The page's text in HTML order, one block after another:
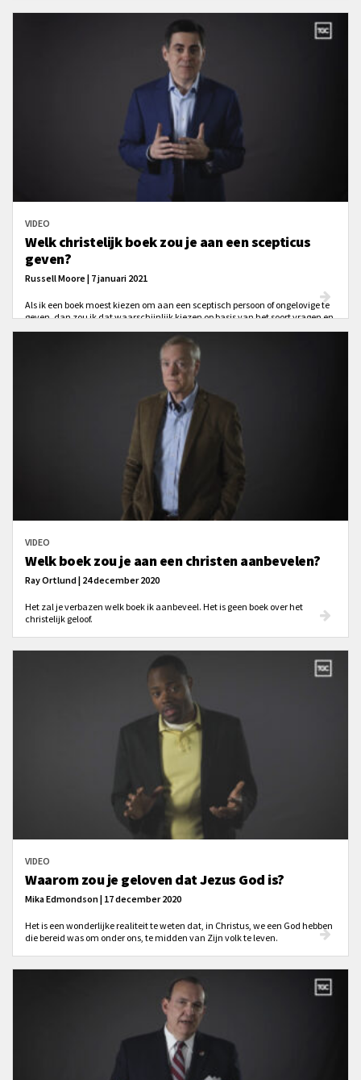
VIDEO
Welk christelijk boek zou je aan een scepticus
geven?
Russell Moore | 7 januari 2021
Als ik een boek moest kiezen om aan een sceptisch persoon of ongelovige te
geven, dan zou ik dat waarschijnlijk kiezen op basis van het soort vragen en
VIDEO
Welk boek zou je aan een christen aanbevelen?
Ray Ortlund | 24 december 2020
Het zal je verbazen welk boek ik aanbeveel. Het is geen boek over het
christelijk geloof.
VIDEO
Waarom zou je geloven dat Jezus God is?
Mika Edmondson | 17 december 2020
Het is een wonderlijke realiteit te weten dat, in Christus, we een God hebben
die bereid was om onder ons, te midden van Zijn volk te leven.